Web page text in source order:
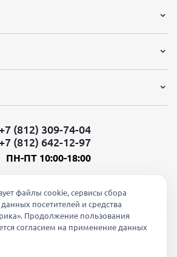
+7 (812) 309-74-04
+7 (812) 642-12-97
ПН-ПТ 10:00-18:00
в социальных сетях:
файлы cookie, сервисы сбора
посетителей и средства
Продолжение пользования
согласием на применение данных